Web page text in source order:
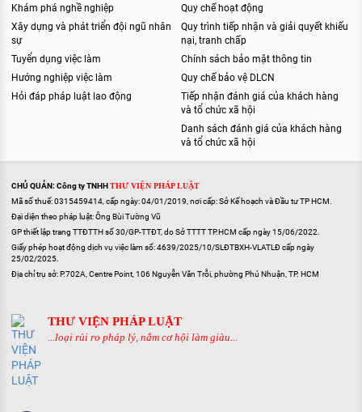
Khám phá nghề nghiệp
Xây dựng và phát triển đội ngũ nhân
sự
Tuyển dụng việc làm
Hướng nghiệp việc làm
Hỏi đáp pháp luật lao động
Quy chế hoạt động
Quy trình tiếp nhận và giải quyết khiếu
nại, tranh chấp
Chính sách bảo mật thông tin
Quy chế bảo vệ DLCN
Tiếp nhận đánh giá của khách hàng
và tổ chức xã hội
Danh sách đánh giá của khách hàng
và tổ chức xã hội
CHỦ QUẢN: Công ty TNHHTHƯ VIỆN PHÁP LUẬT
Mã số thuế: 0315459414, cấp ngày: 04/01/2019, nơi cấp: Sở Kế hoạch và Đầu tư TP HCM.
Đại diện theo pháp luật: Ông Bùi Tường Vũ
GP thiết lập trang TTĐTTH số 30/GP-TTĐT, do Sở TTTT TP.HCM cấp ngày 15/06/2022.
Giấy phép hoạt động dịch vụ việc làm số: 4639/2025/10/SLĐTBXH-VLATLĐ cấp ngày
25/02/2025.
Địa chỉ trụ sở: P.702A, Centre Point, 106 Nguyễn Văn Trỗi, phường Phú Nhuận, TP. HCM
THƯ VIỆN PHÁP LUẬT
...loại rủi ro pháp lý, nắm cơ hội làm giàu...